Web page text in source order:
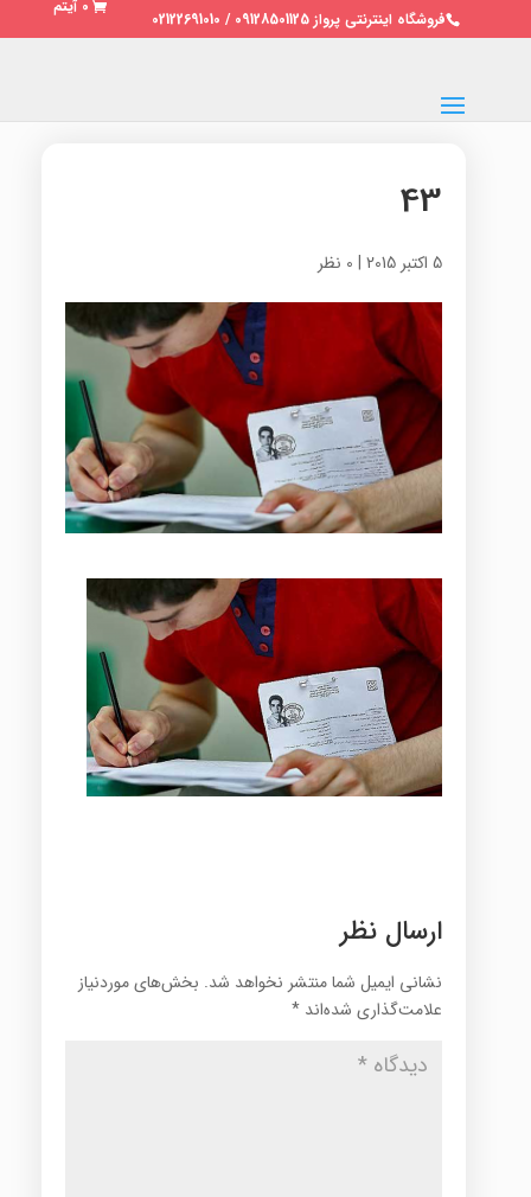
فروشگاه اینترنتی پرواز 09128501125 / 02122691010
0 آیتم
43
5 اکتبر 2015 | 0 نظر
ارسال نظر
نشانی ایمیل شما منتشر نخواهد شد. بخش‌های موردنیاز
علامت‌گذاری شده‌اند *